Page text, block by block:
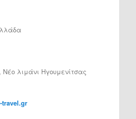
Νέο λιμάνι Ηγουμενίτσας
travel.gr